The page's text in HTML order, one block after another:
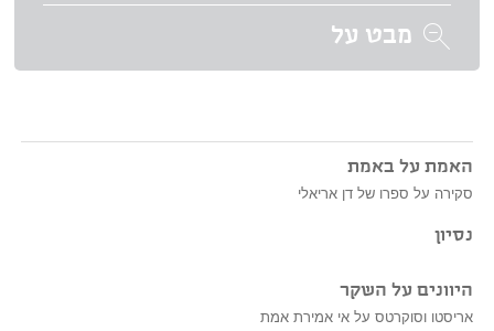
מבט על
האמת על באמת
סקירה על ספרו של דן אריאלי
נסיון
היוונים על השקר
אריסטו וסוקרטס על אי אמירת אמת